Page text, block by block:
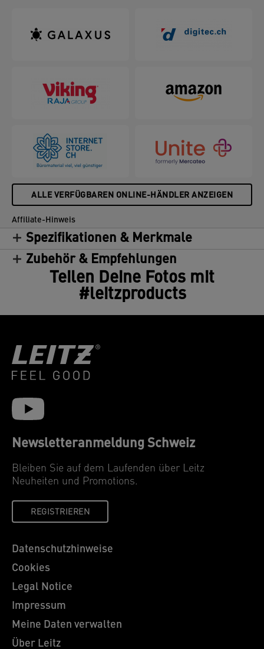
ALLE VERFÜGBAREN ONLINE-HÄNDLER ANZEIGEN
Affiliate-Hinweis
Spezifikationen & Merkmale
Zubehör & Empfehlungen
Teilen Deine Fotos mit
#leitzproducts
Newsletteranmeldung Schweiz
Bleiben Sie auf dem Laufenden über Leitz
Neuheiten und Promotions.
REGISTRIEREN
Datenschutzhinweise
Cookies
Legal Notice
Impressum
Meine Daten verwalten
Über Leitz